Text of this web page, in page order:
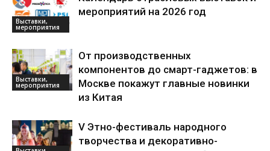
Выставки,
мероприятия
мероприятий на 2026 год
Выставки,
мероприятия
От производственных
компонентов до смарт-гаджетов: в
Москве покажут главные новинки
из Китая
V Этно-фестиваль народного
творчества и декоративно-